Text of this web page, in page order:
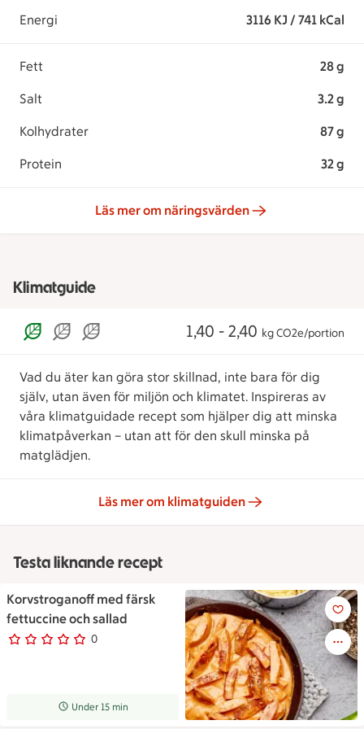
Energi 3116 KJ / 741 kCal
Fett 28 g
Salt 3.2 g
Kolhydrater 87 g
Protein 32 g
Läs mer om näringsvärden
Klimatguide
1,40 - 2,40 kg CO2e/portion
Vad du äter kan göra stor skillnad, inte bara för dig
själv, utan även för miljön och klimatet. Inspireras av
våra klimatguidade recept som hjälper dig att minska
klimatpåverkan – utan att för den skull minska på
matglädjen.
Läs mer om klimatguiden
Testa liknande recept
Korvstroganoff med färsk
fettuccine och sallad
0
0 personer har röstat
Receptet tar Under 15 min att tillaga
Under 15 min
En stekpanna med krämig